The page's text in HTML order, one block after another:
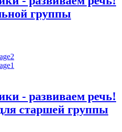
группы
- развиваем речь!
старшей группы